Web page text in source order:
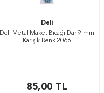
Deli
Deli Metal Maket Bıçağı Dar 9 mm
Karışık Renk 2066
85,00TL